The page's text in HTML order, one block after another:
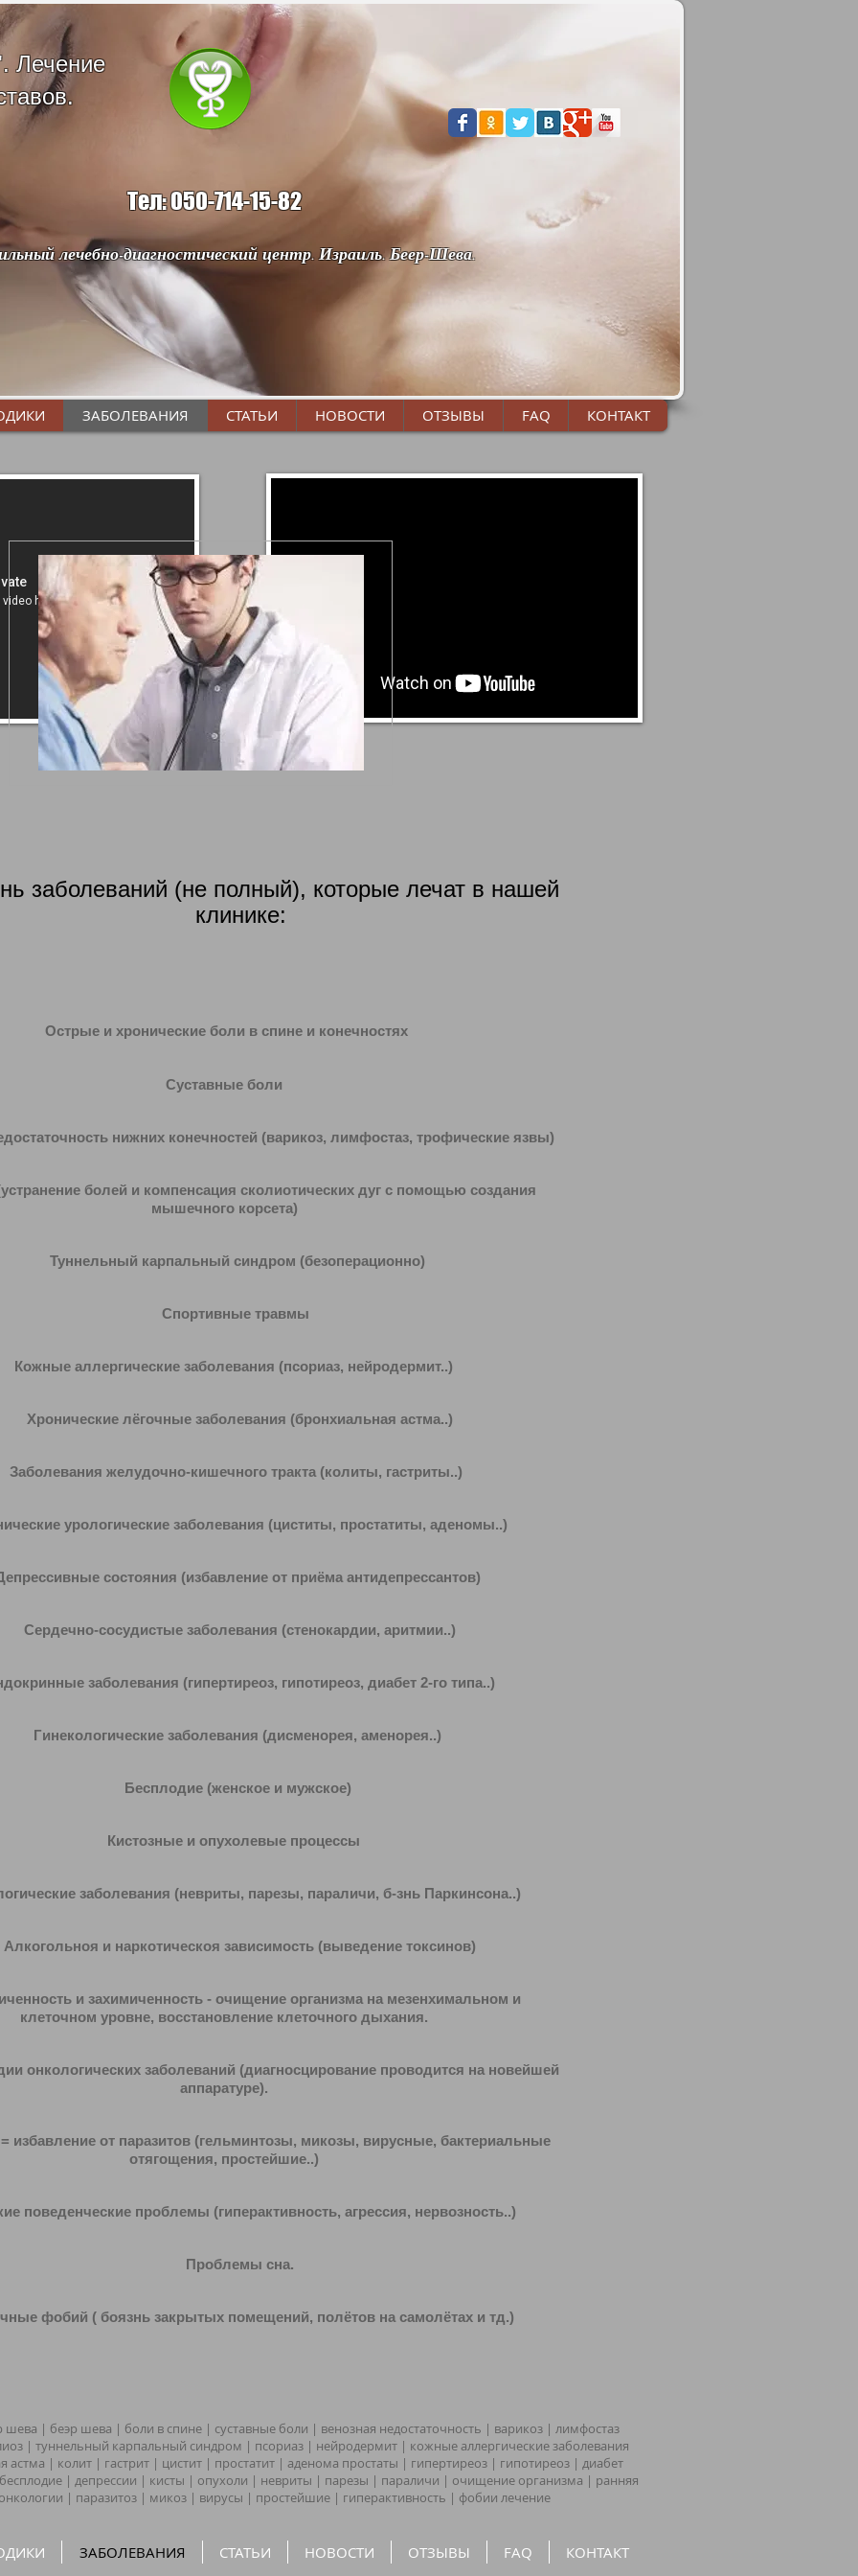
Лечение
Тел: 050-714-15-82
лечебно-диагностический центр. Израиль. Беер-Шева.
ЗАБОЛЕВАНИЯ СТАТЬИ НОВОСТИ ОТЗЫВЫ FAQ КОНТАКТ
заболеваний (не полный), которые лечат в нашей
клинике:
Острые и хронические боли в спинеи конечностях
Суставные боли
нижних конечностей (варикоз, лимфостаз, трофические язвы)
болей и компенсация сколиотических дуг с помощью создания
мышечного корсета)
Туннельный карпальный синдром (безоперационно)
Спортивные травмы
Кожные аллергические заболевания (псориаз, нейродермит..)
Хронические лёгочные заболевания (бронхиальная астма..)
желудочно-кишечного тракта (колиты, гастриты..)
урологические заболевания (циститы, простатиты, аденомы..)
состояния (избавление от приёма антидепрессантов)
Сердечно-сосудистые заболевания (стенокардии, аритмии..)
заболевания (гипертиреоз, гипотиреоз, диабет 2-го типа..)
Гинекологические заболевания (дисменорея, аменорея..)
Бесплодие (женское и мужское)
Кистозные и опухолевые процессы
заболевания (невриты, парезы, параличи, б-знь Паркинсона..)
и наркотическоя зависимость (выведение токсинов)
и захимиченность - очищение организма на мезенхимальном и
клеточном уровне, восстановление клеточного дыхания.
онкологических заболеваний (диагносцирование проводится на новейшей
аппаратуре).
от паразитов (гельминтозы, микозы, вирусные, бактериальные
отягощения, простейшие..)
поведенческие проблемы (гиперактивность, агрессия, нервозность..)
Проблемы сна.
фобий ( боязнь закрытых помещений, полётов на самолётах и тд.)
| беэр шева | боли в спине | суставные боли | венозная недостаточность | варикоз | лимфостаз
| туннельный карпальный синдром | псориаз | нейродермит | кожные аллергические заболевания
астма | колит | гастрит | цистит | простатит | аденома простаты | гипертиреоз | гипотиреоз | диабет
| депрессии | кисты | опухоли | невриты | парезы | параличи | очищение организма | ранняя
| паразитоз | микоз | вирусы | простейшие | гиперактивность | фобии лечение
ЗАБОЛЕВАНИЯ СТАТЬИ НОВОСТИ ОТЗЫВЫ FAQ КОНТАКТ